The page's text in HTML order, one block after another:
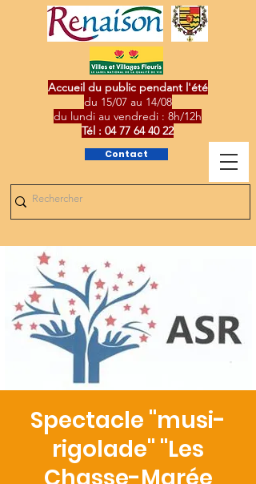
Contact
Accueil du public pendant l'été
du 15/07 au 14/08
du lundi au vendredi : 8h/12h
Tél : 04 77 64 40 22
Spectacle "musi-
rigolade" "Les